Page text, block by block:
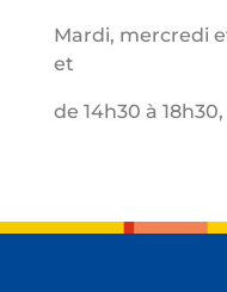
Mardi, mercredi
et
de 14h30 à